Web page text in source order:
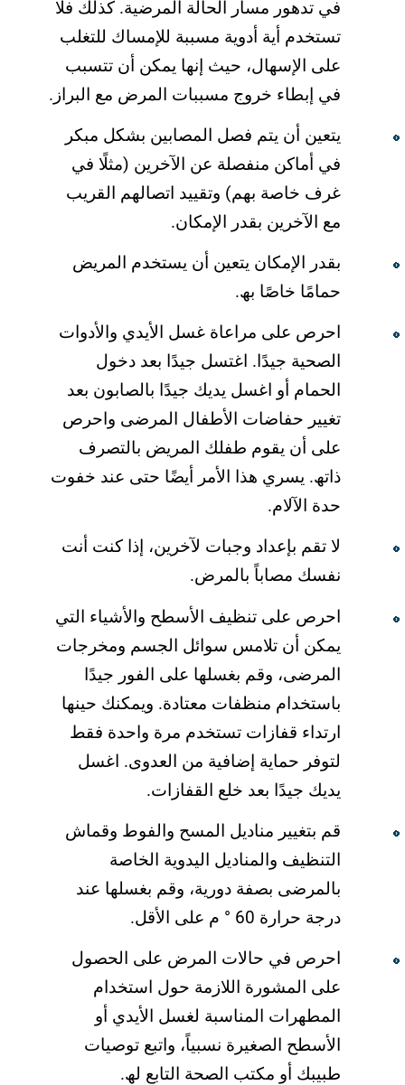
في تدھور مسار الحالة المرضیة. كذلك فلا
تستخدم أیة أدویة مسببة للإمساك للتغلب
على الإسھال، حیث إنھا یمكن أن تتسبب
في إبطاء خروج مسببات المرض مع البراز.
یتعین أن یتم فصل المصابین بشكل مبكر
في أماكن منفصلة عن الآخرین (مثلًا في
غرف خاصة بھم) وتقیید اتصالھم القریب
مع الآخرین بقدر الإمكان.
بقدر الإمكان یتعین أن یستخدم المریض
حمامًا خاصًا بھ.
احرص على مراعاة غسل الأیدي والأدوات
الصحیة جیدًا. اغتسل جیدًا بعد دخول
الحمام أو اغسل یدیك جیدًا بالصابون بعد
تغییر حفاضات الأطفال المرضى واحرص
على أن یقوم طفلك المریض بالتصرف
ذاتھ. یسري ھذا الأمر أیضًا حتى عند خفوت
حدة الآلام.
لا تقم بإعداد وجبات لآخرین، إذا كنت أنت
نفسك مصاباً بالمرض.
احرص على تنظیف الأسطح والأشیاء التي
یمكن أن تلامس سوائل الجسم ومخرجات
المرضى، وقم بغسلھا على الفور جیدًا
باستخدام منظفات معتادة. ویمكنك حینھا
ارتداء قفازات تستخدم مرة واحدة فقط
لتوفر حمایة إضافیة من العدوى. اغسل
یدیك جیدًا بعد خلع القفازات.
قم بتغییر منادیل المسح والفوط وقماش
التنظیف والمنادیل الیدویة الخاصة
بالمرضى بصفة دوریة، وقم بغسلھا عند
درجة حرارة 60 ° م على الأقل.
احرص في حالات المرض على الحصول
على المشورة اللازمة حول استخدام
المطھرات المناسبة لغسل الأیدي أو
الأسطح الصغیرة نسبیاً، واتبع توصیات
طبیبك أو مكتب الصحة التابع لھ.